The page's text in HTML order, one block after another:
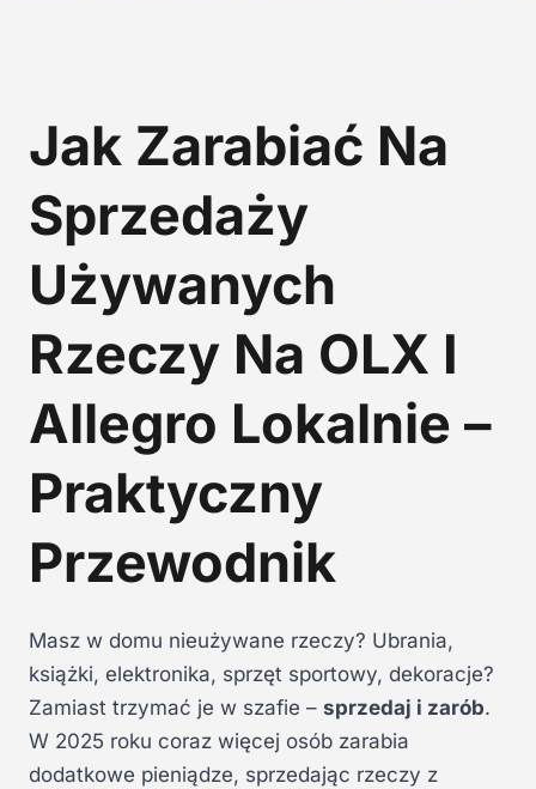
Jak Zarabiać Na
Sprzedaży
Używanych
Rzeczy Na OLX I
Allegro Lokalnie –
Praktyczny
Przewodnik
Masz w domu nieużywane rzeczy? Ubrania,
książki, elektronika, sprzęt sportowy, dekoracje?
Zamiast trzymać je w szafie – sprzedaj i zarób.
W 2025 roku coraz więcej osób zarabia
dodatkowe pieniądze, sprzedając rzeczy z